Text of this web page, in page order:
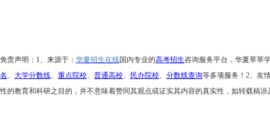
免责声明： 1、来源于： 华夏招生在线国内专业的高考招生咨询服务平台，华夏莘莘
名 、 大学分数线、 重点院校、 普通高校、 民办院校、 分数线查询等多项服务！ 2、友
性的教育和科研之目的，并不意味着赞同其观点或证实其内容的真实性，如转载稿